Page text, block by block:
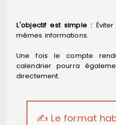
L'objectif est simple :
mêmes informations.
Une fois le compte
calendrier pourra
directement.
✍️ Le format